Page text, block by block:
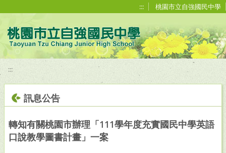
::: 桃園市立自強國民中學
:::
訊息公告
轉知有關桃園市辦理「111學年度充實國民中學英語
口說教學圖書計畫」一案